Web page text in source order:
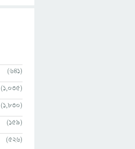
(641)
(1,035)
(1,830)
(159)
(526)